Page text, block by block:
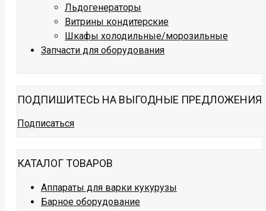
Льдогенераторы
Витрины кондитерские
Шкафы холодильные/морозильные
Запчасти для оборудования
ПОДПИШИТЕСЬ НА ВЫГОДНЫЕ ПРЕДЛОЖЕНИЯ
Подписаться
КАТАЛОГ ТОВАРОВ
Аппараты для варки кукурузы
Барное оборудование